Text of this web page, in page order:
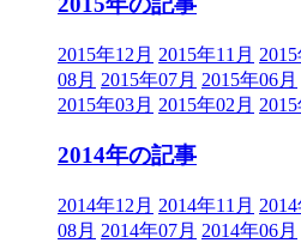
2015年12月 2015年11月
08月 2015年07月 2015年06月
2015年03月 2015年02月
2014年の記事
2014年12月 2014年11月
08月 2014年07月 2014年06月